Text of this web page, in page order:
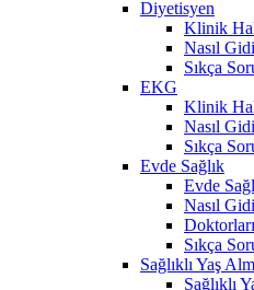
Diyetisyen
Klinik
Nasıl
Sıkça
EKG
Klinik
Nasıl
Sıkça
Evde Sağlık
Evde
Nasıl
Sıkça
Sağlıklı Yaş
Sağlıklı